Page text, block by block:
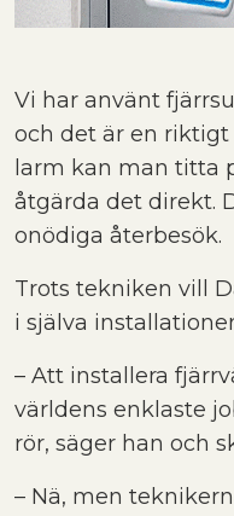
Vi har använt
och det är en
larm kan man titta
åtgärda det direkt.
onödiga återbesök.
Trots tekniken vill
i själva
– Att installera
världens enklaste
rör, säger han och
– Nä, men